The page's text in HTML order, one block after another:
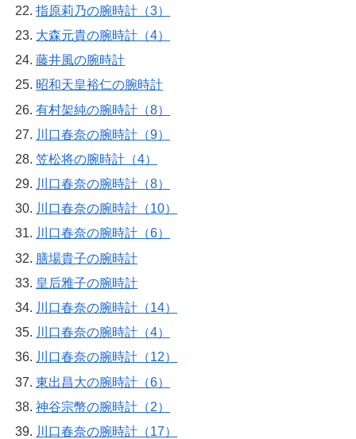
指原莉乃の腕時計（3）
大森元貴の腕時計（4）
藤井風の腕時計
昭和天皇裕仁の腕時計
有村架純の腕時計（8）
川口春奈の腕時計（9）
笠松将の腕時計（4）
川口春奈の腕時計（8）
川口春奈の腕時計（10）
川口春奈の腕時計（6）
膳場貴子の腕時計
皇后雅子の腕時計
川口春奈の腕時計（14）
川口春奈の腕時計（4）
川口春奈の腕時計（12）
東出昌大の腕時計（6）
神谷宗幣の腕時計（2）
川口春奈の腕時計（17）